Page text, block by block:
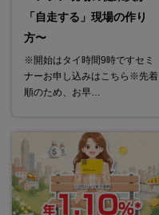
「自走する」現場の作り
方〜
※開始はタイ時間9時ですセミ
ナーお申し込みはこちら※先着
順のため、お早…